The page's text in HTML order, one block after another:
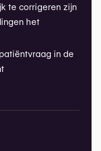
te corrigeren zijn
het
in de